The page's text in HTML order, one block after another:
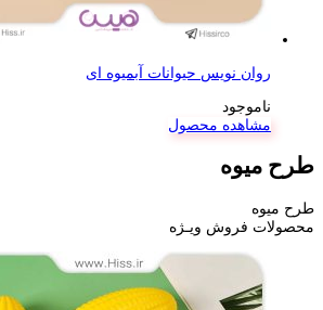
روان نویس حیوانات آبمیوه ای
ناموجود
مشاهده محصول
طرح میوه
طرح میوه
محصولات فروش ویـژه